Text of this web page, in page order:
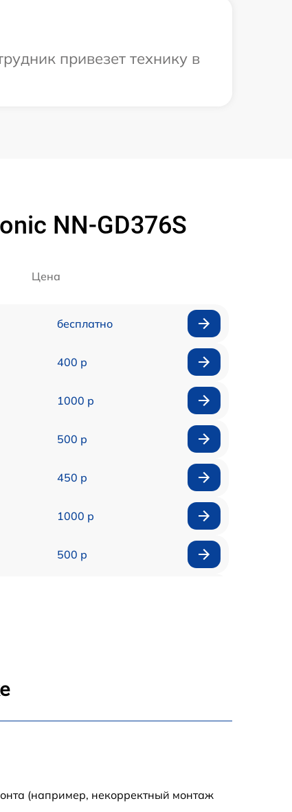
привезет технику в
NN-GD376S
Цена
бесплатно
400 р
1000 р
500 р
450 р
1000 р
500 р
(например, некорректный монтаж